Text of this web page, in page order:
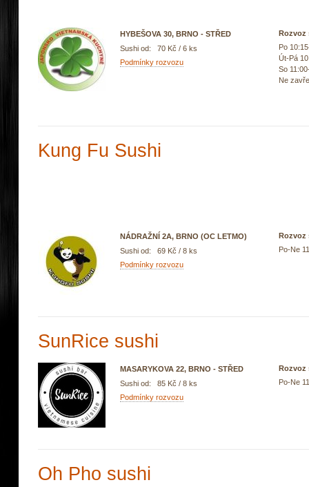
HYBEŠOVA 30, BRNO - STŘED
Sushi od: 70 Kč / 6 ks
Podmínky rozvozu
Rozvoz
Po
Út-Pá
So
Ne
Kung Fu Sushi
NÁDRAŽNÍ 2A, BRNO (OC LETMO)
Sushi od: 69 Kč / 8 ks
Podmínky rozvozu
Rozvoz
Po-Ne
SunRice sushi
MASARYKOVA 22, BRNO - STŘED
Sushi od: 85 Kč / 8 ks
Podmínky rozvozu
Rozvoz
Po-Ne
Oh Pho sushi